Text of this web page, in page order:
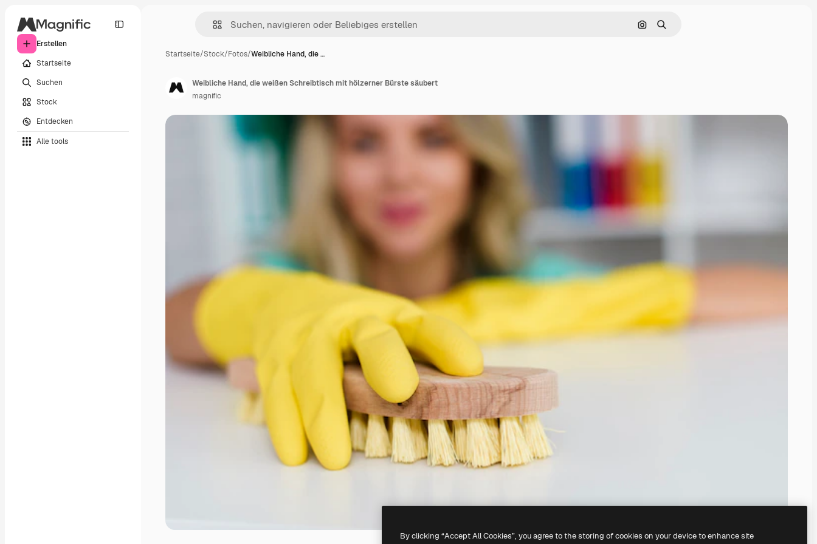
Erstellen
Startseite
Suchen
Stock
Entdecken
Alle tools
Nach Bild suchen
Suchen
Startseite/Stock/Fotos/Weibliche Hand, die …
Weibliche Hand, die weißen Schreibtisch mit hölzerner Bürste säubert
magnific
By clicking “Accept All Cookies”, you agree to the storing of cookies on your device to enhance site